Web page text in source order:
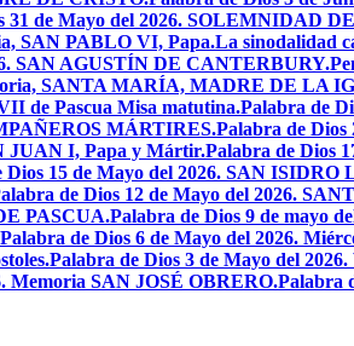
31 de Mayo del 2026. SOLEMNIDAD
SAN PABLO VI, Papa.La sinodalidad
SAN AGUSTÍN DE CANTERBURY.
SANTA MARÍA, MADRE DE LA
de Pascua Misa matutina.Palabra de
MÁRTIRES.Palabra de Dios
JUAN I, Papa y Mártir.Palabra de Dios
Dios 15 de Mayo del 2026. SAN
de Dios 12 de Mayo del 2026.
PASCUA.Palabra de Dios 9 de mayo
Palabra de Dios 6 de Mayo del 2026.
Palabra de Dios 3 de Mayo del
Memoria SAN JOSÉ OBRERO.Palabra